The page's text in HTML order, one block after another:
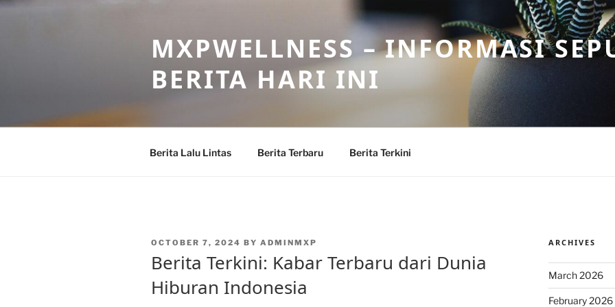
Skip
MXPWELLNESS – INFORMASI
BERITA HARI INI
Berita Lalu Lintas Berita Terbaru Berita Terkini
POSTED
OCTOBER 7, 2024 BY ADMINMXP
Berita Terkini: Kabar Terbaru dari Dunia
Hiburan Indonesia
ARCHIVES
March 2026
February 2026